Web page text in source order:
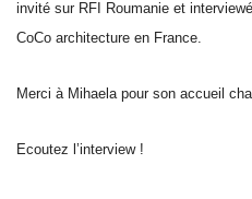
invité sur RFI Roumanie et
CoCo architecture en France.
Merci à Mihaela pour son accueil
Ecoutez l’interview !